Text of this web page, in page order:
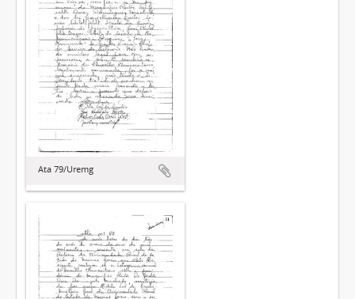
Ata 79/Uremg